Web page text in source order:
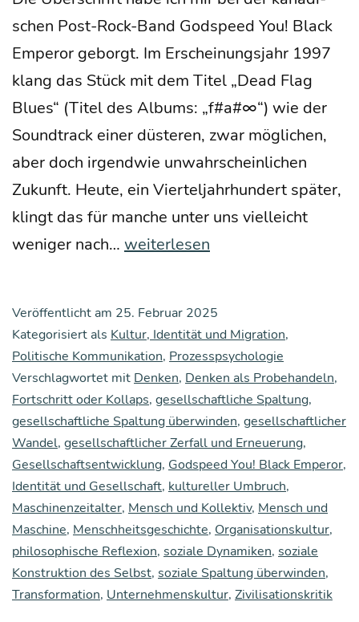
schen Post-Rock-Band God­speed You! Black
Emper­or geborgt. Im Erschei­nungs­jahr 1997
klang das Stück mit dem Titel „Dead Flag
Blues“ (Titel des Albums: „f#a#∞“) wie der
Sound­track einer düs­te­ren, zwar mög­li­chen,
aber doch irgend­wie unwahr­schein­li­chen
Zukunft. Heu­te, ein Vier­tel­jahr­hun­dert spä­ter,
klingt das für man­che unter uns viel­leicht
weni­ger nach… „We
ped
in
the
bel­
ly
of
this
hor­
ri­
ble
machi­
weiterlesen
Veröffentlicht am 25. Februar 2025
Kategorisiert als Kultur, Identität und Migration,
Politische Kommunikation, Prozesspsychologie
Verschlagwortet mit Denken, Denken als Probehandeln,
Fortschritt oder Kollaps, gesellschaftliche Spaltung,
gesellschaftliche Spaltung überwinden, gesellschaftlicher
Wandel, gesellschaftlicher Zerfall und Erneuerung,
Gesellschaftsentwicklung, Godspeed You! Black Emperor,
Identität und Gesellschaft, kultureller Umbruch,
Maschinenzeitalter, Mensch und Kollektiv, Mensch und
Maschine, Menschheitsgeschichte, Organisationskultur,
philosophische Reflexion, soziale Dynamiken, soziale
Konstruktion des Selbst, soziale Spaltung überwinden,
Transformation, Unternehmenskultur, Zivilisationskritik